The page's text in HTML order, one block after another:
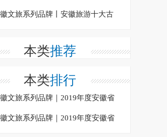
一座城
文旅系列品牌丨安徽旅游十大古
本类推荐
本类排行
文旅系列品牌｜2019年度安徽省
家乐：宣城篇
文旅系列品牌｜2019年度安徽省